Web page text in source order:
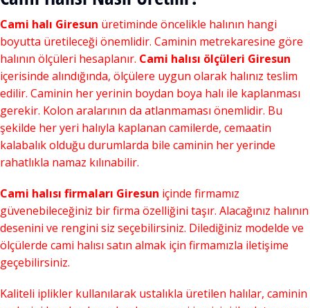
Cami halı Giresun üretiminde öncelikle halının hangi
boyutta üretileceği önemlidir. Caminin metrekaresine göre
halının ölçüleri hesaplanır. Cami halısı ölçüleri Giresun
içerisinde alındığında, ölçülere uygun olarak halınız teslim
edilir. Caminin her yerinin boydan boya halı ile kaplanması
gerekir. Kolon aralarının da atlanmaması önemlidir. Bu
şekilde her yeri halıyla kaplanan camilerde, cemaatin
kalabalık olduğu durumlarda bile caminin her yerinde
rahatlıkla namaz kılınabilir.
Cami halısı firmaları Giresun içinde firmamız
güvenebileceğiniz bir firma özelliğini taşır. Alacağınız halının
desenini ve rengini siz seçebilirsiniz. Dilediğiniz modelde ve
ölçülerde cami halısı satın almak için firmamızla iletişime
geçebilirsiniz.
Kaliteli iplikler kullanılarak ustalıkla üretilen halılar, caminin